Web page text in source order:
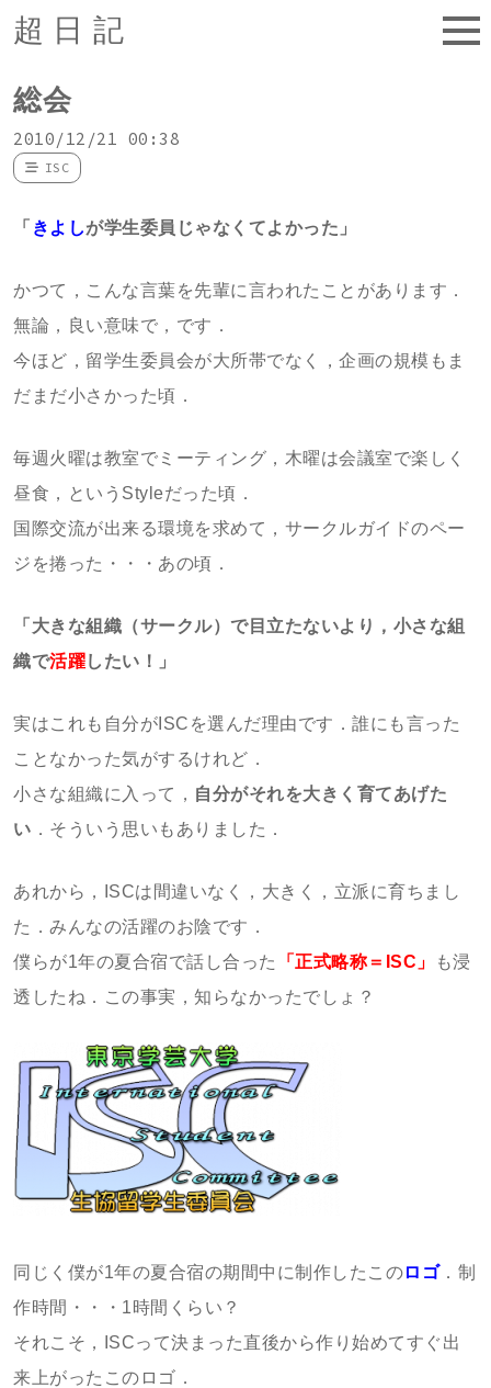
超日記
総会
2010/12/21 00:38
ISC
「 きよしが学生委員じゃなくてよかった」
かつて，こんな言葉を先輩に言われたことがあります．
無論，良い意味で，です．
今ほど，留学生委員会が大所帯でなく，企画の規模もま
だまだ小さかった頃．
毎週火曜は教室でミーティング，木曜は会議室で楽しく
昼食，というStyleだった頃．
国際交流が出来る環境を求めて，サークルガイドのペー
ジを捲った・・・あの頃．
「大きな組織（サークル）で目立たないより，小さな組
織で活躍 したい！」
実はこれも自分がISCを選んだ理由です．誰にも言った
ことなかった気がするけれど．
小さな組織に入って， 自分がそれを大きく育てあげた
い ．そういう思いもありました．
あれから，ISCは間違いなく，大きく，立派に育ちまし
た．みんなの活躍のお陰です．
僕らが1年の夏合宿で話し合った
「正式略称＝ISC」
も浸
透したね．この事実，知らなかったでしょ？
同じく僕が1年の夏合宿の期間中に制作したこのロゴ．制
作時間・・・1時間くらい？
それこそ，ISCって決まった直後から作り始めてすぐ出
来上がったこのロゴ．